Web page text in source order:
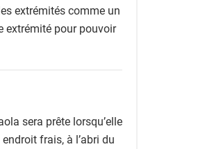
extrémités comme un
extrémité pour pouvoir
sera prête lorsqu’elle
frais, à l’abri du